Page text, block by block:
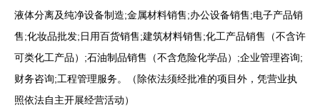
液体分离及纯净设备制造;金属材料销售;办公设备销售;电子产品销
售;化妆品批发;日用百货销售;建筑材料销售;化工产品销售（不含许
可类化工产品）;石油制品销售（不含危险化学品）;企业管理咨询;
财务咨询;工程管理服务。（除依法须经批准的项目外，凭营业执
照依法自主开展经营活动）